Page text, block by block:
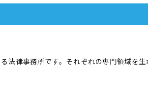
法律事務所です。それぞれの専門領域を